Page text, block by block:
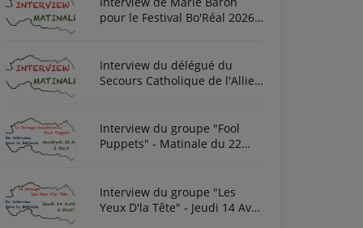
pour le Festival Bo'Réal 2026
Interview du délégué du
Secours Catholique de l'Allier
Interview du groupe "Fool
Puppets" - Matinale du 22
Interview du groupe "Les
Yeux D'la Tête" - Jeudi 14 Avril